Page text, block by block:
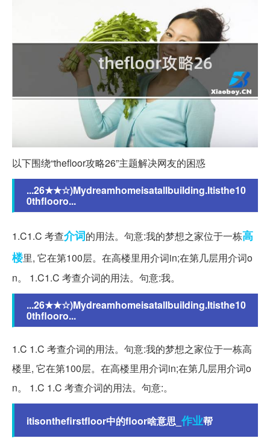
以下围绕“thefloor攻略26”主题解决网友的困惑
...26★★☆)Mydreamhomeisatallbuilding.Itisthe10
0thflooro...
1.C1.C 考查介词的用法。句意:我的梦想之家位于一栋高
楼里, 它在第100层。在高楼里用介词in;在第几层用介词o
n。 1.C1.C 考查介词的用法。句意:我。
...26★★☆)Mydreamhomeisatallbuilding.Itisthe10
0thflooro...
1.C 1.C 考查介词的用法。句意:我的梦想之家位于一栋高
楼里, 它在第100层。在高楼里用介词in;在第几层用介词o
n。 1.C 1.C 考查介词的用法。句意:。
itisonthefirstfloor中的floor啥意思_ 作业帮